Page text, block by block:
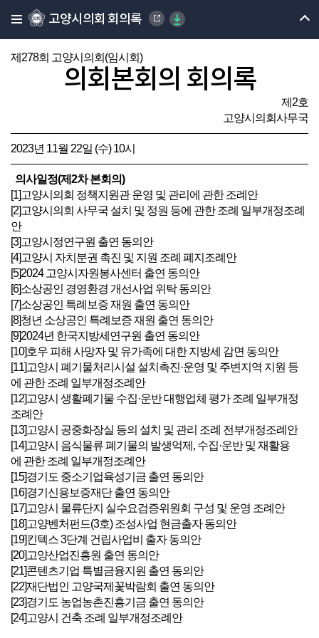
고양시의회 회의록
제278회 고양시의회(임시회)
의회본회의 회의록
제2호
고양시의회사무국
2023년 11월 22일 (수) 10시
의사일정(제2차 본회의)
[1]고양시의회 정책지원관 운영 및 관리에 관한 조례안
[2]고양시의회 사무국 설치 및 정원 등에 관한 조례 일부개정조례
안
[3]고양시정연구원 출연 동의안
[4]고양시 자치분권 촉진 및 지원 조례 폐지조례안
[5]2024 고양시자원봉사센터 출연 동의안
[6]소상공인 경영환경 개선사업 위탁 동의안
[7]소상공인 특례보증 재원 출연 동의안
[8]청년 소상공인 특례보증 재원 출연 동의안
[9]2024년 한국지방세연구원 출연 동의안
[10]호우 피해 사망자 및 유가족에 대한 지방세 감면 동의안
[11]고양시 폐기물처리시설 설치촉진·운영 및 주변지역 지원 등
에 관한 조례 일부개정조례안
[12]고양시 생활폐기물 수집·운반 대행업체 평가 조례 일부개정
조례안
[13]고양시 공중화장실 등의 설치 및 관리 조례 전부개정조례안
[14]고양시 음식물류 폐기물의 발생억제, 수집·운반 및 재활용
에 관한 조례 일부개정조례안
[15]경기도 중소기업육성기금 출연 동의안
[16]경기신용보증재단 출연 동의안
[17]고양시 물류단지 실수요검증위원회 구성 및 운영 조례안
[18]고양벤처펀드(3호) 조성사업 현금출자 동의안
[19]킨텍스 3단계 건립사업비 출자 동의안
[20]고양산업진흥원 출연 동의안
[21]콘텐츠기업 특별금융지원 출연 동의안
[22]재단법인 고양국제꽃박람회 출연 동의안
[23]경기도 농업농촌진흥기금 출연 동의안
[24]고양시 건축 조례 일부개정조례안